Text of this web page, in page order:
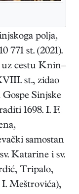
polja,
771 st. (2021).
uz cestu Knin–
st., zidao
Sinjske
1698. I. F.
samostan
Katarine i sv.
Tripalo,
Meštrovića),